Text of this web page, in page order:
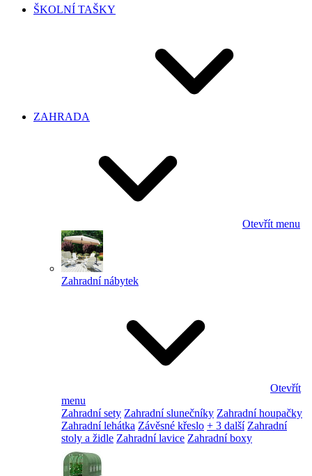
ŠKOLNÍ TAŠKY
ZAHRADA
Otevřít menu
Zahradní nábytek
Otevřít
menu
Zahradní sety Zahradní slunečníky Zahradní houpačky
Zahradní lehátka Závěsné křeslo + 3 další Zahradní
stoly a židle Zahradní lavice Zahradní boxy